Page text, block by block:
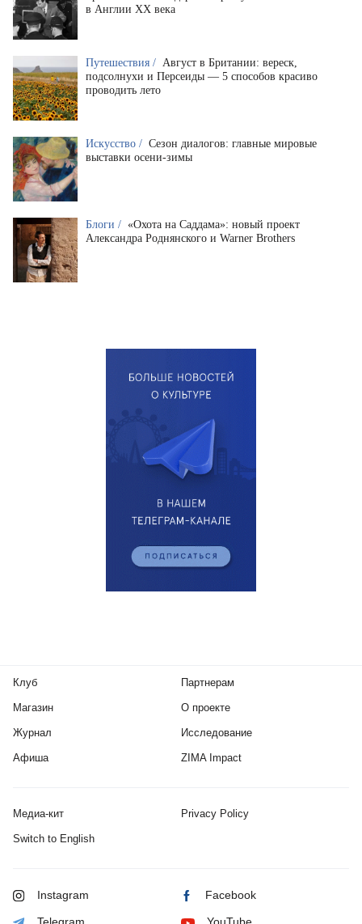
в Англии XX века
Путешествия / Август в Британии: вереск,
подсолнухи и Персеиды — 5 способов красиво
проводить лето
Искусство / Сезон диалогов: главные мировые
выставки осени-зимы
Блоги / «Охота на Саддама»: новый проект
Александра Роднянского и Warner Brothers
Клуб
Магазин
Журнал
Афиша
Партнерам
О проекте
Исследование
ZIMA Impact
Медиа-кит Privacy Policy
Switch to English
Instagram Facebook